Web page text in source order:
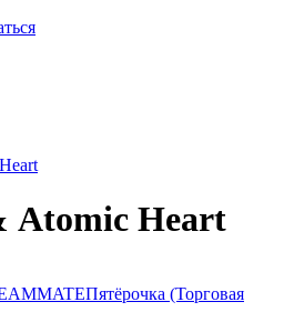
Atomic Heart
Пятёрочка (Торговая